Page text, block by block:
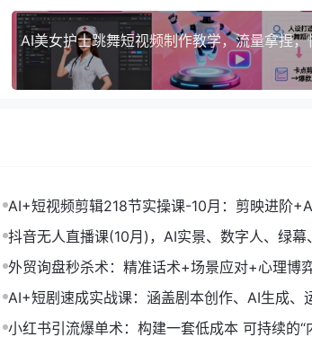
AI+短视频剪辑218节实操课-10月：剪映进阶
+账号运营，月入2万
抖音无人直播课(10月)，AI实景、数字人、绿幕
法、24小时自动盈利
外贸询盘秒杀术：精准话术+场景应对+心理博
转化率提升200%
AI+短剧速成实战课：涵盖剧本创作、AI生成、
单部剧收益破万
小红书引流爆单术：构建一套低成本 可持续的